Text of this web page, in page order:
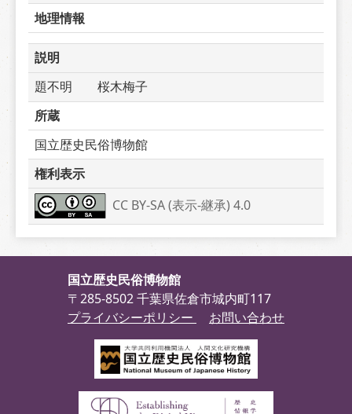
地理情報
説明
題不明　　桜木梅子
所蔵
国立歴史民俗博物館
権利表示
CC BY-SA (表示-継承) 4.0
国立歴史民俗博物館
〒285-8502 千葉県佐倉市城内町117
プライバシーポリシー
お問い合わせ